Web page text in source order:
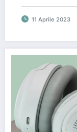
11 Aprile 2023